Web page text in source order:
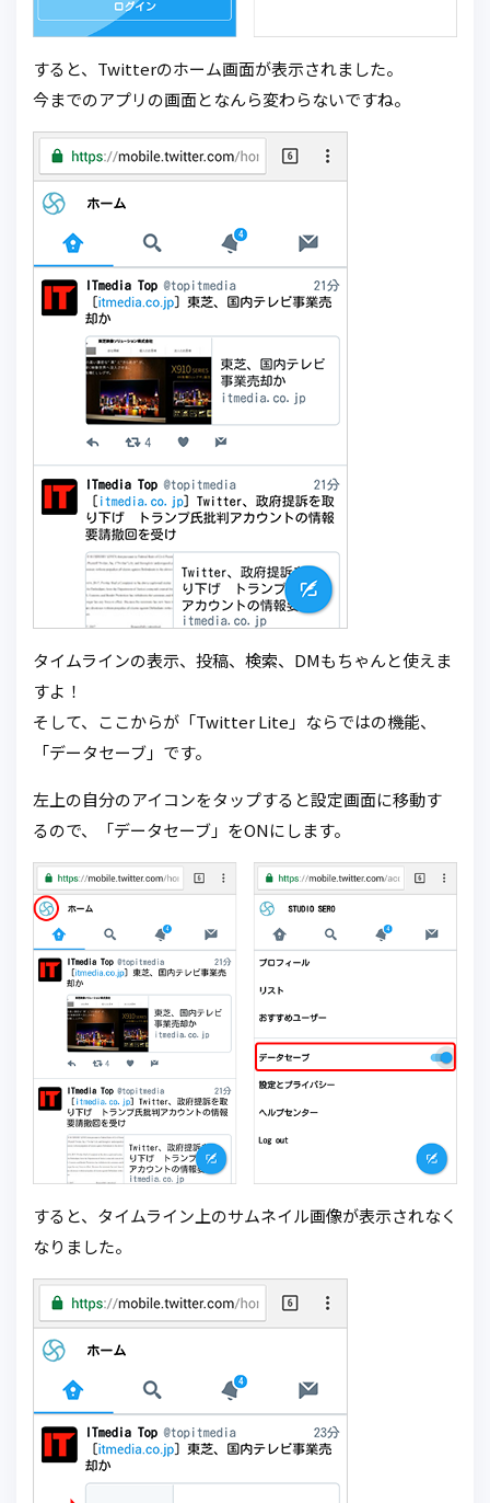
すると、Twitterのホーム画面が表示されました。
今までのアプリの画面となんら変わらないですね。
タイムラインの表示、投稿、検索、DMもちゃんと使えま
すよ！
そして、ここからが「Twitter Lite」ならではの機能、
「データセーブ」です。
左上の自分のアイコンをタップすると設定画面に移動す
るので、「データセーブ」をONにします。
すると、タイムライン上のサムネイル画像が表示されなく
なりました。